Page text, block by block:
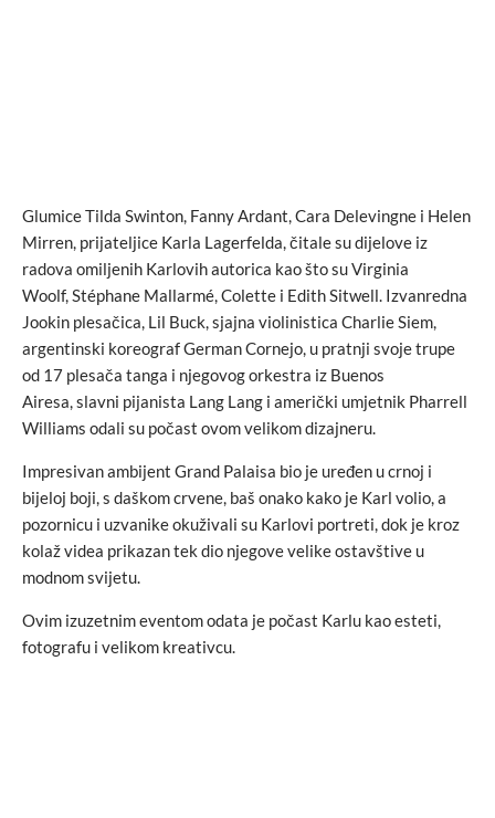
Glumice Tilda Swinton, Fanny Ardant, Cara Delevingne i Helen
Mirren, prijateljice Karla Lagerfelda, čitale su dijelove iz
radova omiljenih Karlovih autorica kao što su Virginia
Woolf, Stéphane Mallarmé, Colette i Edith Sitwell. Izvanredna
Jookin plesačica, Lil Buck, sjajna violinistica Charlie Siem,
argentinski koreograf German Cornejo, u pratnji svoje trupe
od 17 plesača tanga i njegovog orkestra iz Buenos
Airesa,slavni pijanista Lang Lang i američki umjetnik Pharrell
Williams odali su počast ovom velikom dizajneru.
Impresivan ambijent Grand Palaisa bio je uređen u crnoj i
bijeloj boji, s daškom crvene, baš onako kako je Karl volio, a
pozornicu i uzvanike okuživali su Karlovi portreti, dok je kroz
kolaž videa prikazan tek dio njegove velike ostavštive u
modnom svijetu.
Ovim izuzetnim eventom odata je počast Karlu kao esteti,
fotografu i velikom kreativcu.